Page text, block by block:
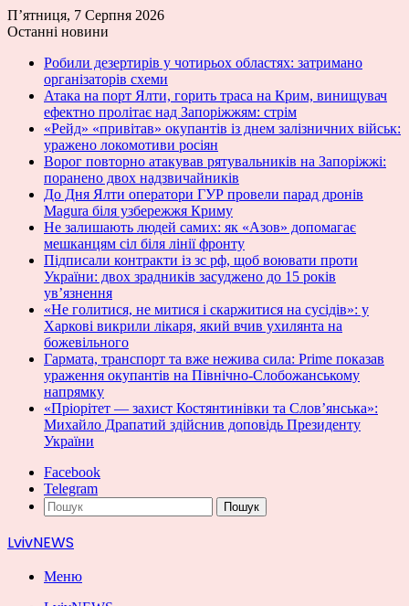
П’ятниця, 7 Серпня 2026
Останні новини
Робили дезертирів у чотирьох областях: затримано
організаторів схеми
Атака на порт Ялти, горить траса на Крим, винищувач
ефектно пролітає над Запоріжжям: стрім
«Рейд» «привітав» окупантів із днем залізничних військ:
уражено локомотиви росіян
Ворог повторно атакував рятувальників на Запоріжжі:
поранено двох надзвичайників
До Дня Ялти оператори ГУР провели парад дронів
Magura біля узбережжя Криму
Не залишають людей самих: як «Азов» допомагає
мешканцям сіл біля лінії фронту
Підписали контракти із зс рф, щоб воювати проти
України: двох зрадників засуджено до 15 років
ув’язнення
«Не голитися, не митися і скаржитися на сусідів»: у
Харкові викрили лікаря, який вчив ухилянта на
божевільного
Гармата, транспорт та вже нежива сила: Prime показав
ураження окупантів на Північно-Слобожанському
напрямку
«Пріорітет — захист Костянтинівки та Слов’янська»:
Михайло Драпатий здійснив доповідь Президенту
України
Facebook
Telegram
Пошук
LvivNEWS
Меню